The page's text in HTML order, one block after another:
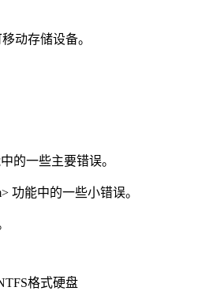
动存储设备。
的一些主要错误。
功能中的一些小错误。
格式硬盘